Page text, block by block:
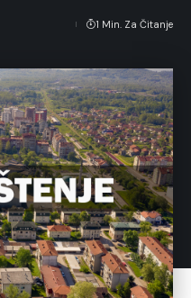
1 Min. Za Čitanje